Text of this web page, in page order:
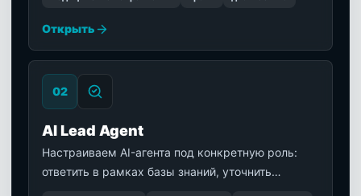
клиники и оставил заявку.
Открыть
02
AI Lead Agent
Настраиваем AI-агента под конкретную роль:
ответить в рамках базы знаний, уточнить